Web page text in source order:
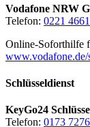
Vodafone NRW
Telefon: 0221
Online-Soforthilfe
www.vodafone.de/
Schlüsseldienst
KeyGo24
Telefon: 0173